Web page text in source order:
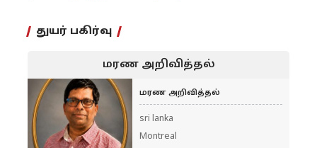
துயர் பகிர்வு
மரண அறிவித்தல்
மரண அறிவித்தல்
sri lanka
Montreal